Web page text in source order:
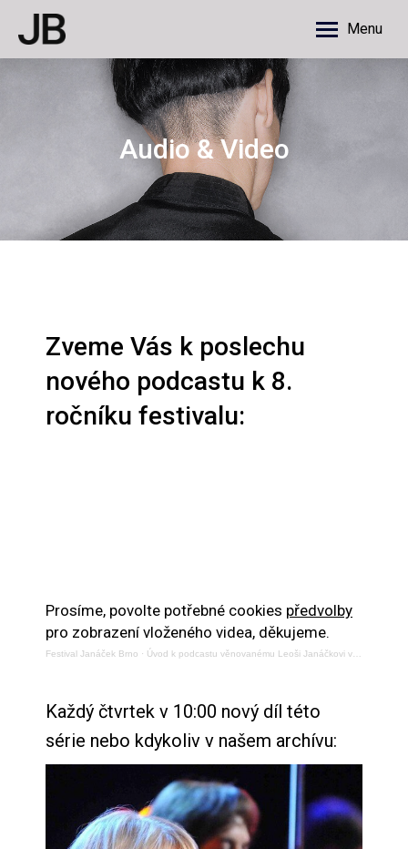
Menu
Audio & Video
Zveme Vás k poslechu
nového podcastu k 8.
ročníku festivalu:
Prosíme, povolte potřebné cookies předvolby
pro zobrazení vloženého videa, děkujeme.
Festival Janáček Brno · Úvod k podcastu věnovanému Leoši Janáčkovi v rámci festivalu Janáček Brno 2022
Každý čtvrtek v 10:00 nový díl této
série nebo kdykoliv v našem archívu: